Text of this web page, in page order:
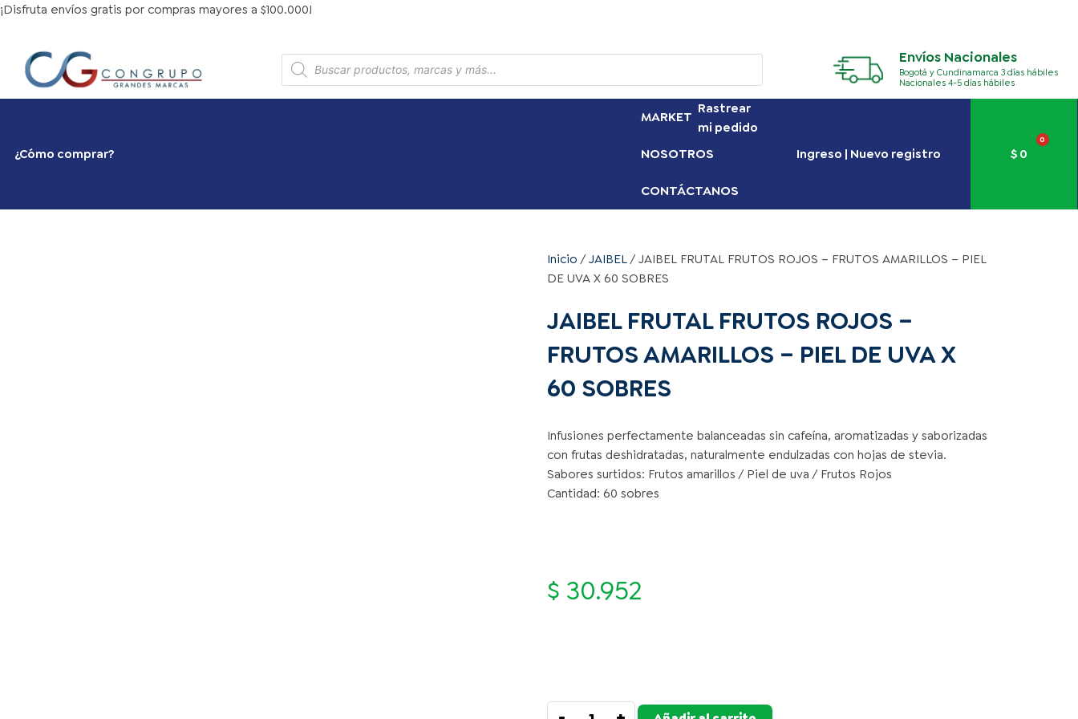
Ir
contenido
¡Disfruta envíos gratis por compras mayores a $100.000!
Búsqueda
de
productos
Envíos Nacionales
Bogotá y Cundinamarca 3 días hábiles
Nacionales 4-5 días hábiles
¿Cómo comprar?
MARKET
NOSOTROS
CONTÁCTANOS
Rastrear
mi pedido
Ingreso | Nuevo registro
$0
0
Inicio /JAIBEL/ JAIBEL FRUTAL FRUTOS ROJOS – FRUTOS AMARILLOS – PIEL
DE UVA X 60 SOBRES
JAIBEL FRUTAL FRUTOS ROJOS –
FRUTOS AMARILLOS – PIEL DE UVA X
60 SOBRES
Infusiones perfectamente balanceadas sin cafeína, aromatizadas y saborizadas
con frutas deshidratadas, naturalmente endulzadas con hojas de stevia.
Sabores surtidos: Frutos amarillos / Piel de uva / Frutos Rojos
Cantidad: 60 sobres
$ 30.952
FRUTOS